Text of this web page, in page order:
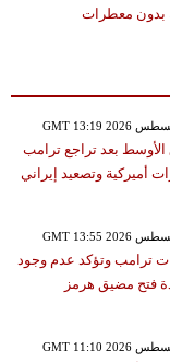
بدون معطرات
بعد تراجع ترامب
أميركية وتصعيد إيراني
ترامب وتؤكد عدم وجود
فتح مضيق هرمز